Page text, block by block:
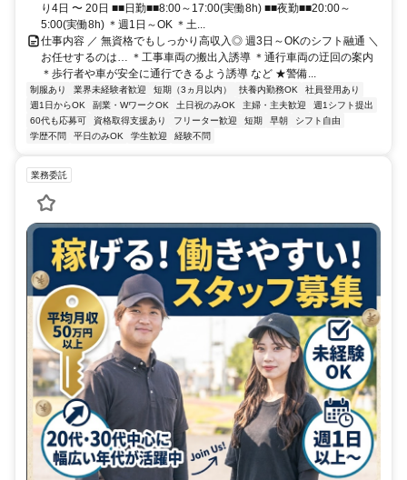
り4日 〜 20日 ■■日勤■■8:00～17:00(実働8h) ■■夜勤■■20:00～
5:00(実働8h) ＊週1日～OK ＊土...
仕事内容 ／ 無資格でもしっかり高収入◎ 週3日～OKのシフト融通 ＼
お任せするのは… ＊工事車両の搬出入誘導 ＊通行車両の迂回の案内
＊歩行者や車が安全に通行できるよう誘導 など ★警備...
制服あり 業界未経験者歓迎 短期（3ヵ月以内） 扶養内勤務OK
社員登用あり
週1日からOK
副業・WワークOK 土日祝のみOK 主婦・主夫歓迎
週1シフト提出
60代も応募可
資格取得支援あり フリーター歓迎 短期 早朝
シフト自由
学歴不問
平日のみOK 学生歓迎 経験不問
業務委託